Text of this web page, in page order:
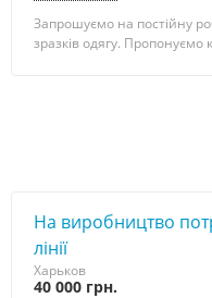
Запрошуємо на постійну
зразків одягу. Пропонуємо
Нa виробництво
лінії
Харьков
40 000 грн.